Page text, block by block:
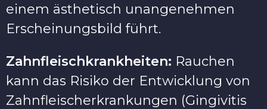
einem ästhetisch unangenehmen
Erscheinungsbild führt.
Zahnfleischkrankheiten: Rauchen
kann das Risiko der Entwicklung von
Zahnfleischerkrankungen (Gingivitis